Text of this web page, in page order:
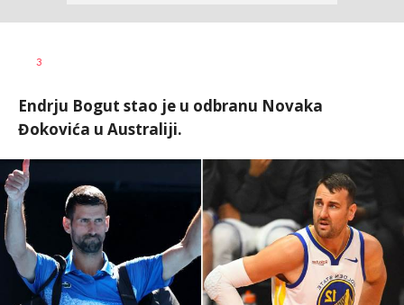
AUTOR
3
Endrju Bogut stao je u odbranu Novaka
Đokovića u Australiji.